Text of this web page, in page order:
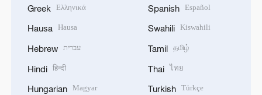
Greek Ελληνικά
Hausa Hausa
Hebrew עברית
Hindi हिन्दी
Hungarian Magyar
Spanish Español
Swahili Kiswahili
Tamil தமிழ்
Thai ไทย
Turkish Türkçe